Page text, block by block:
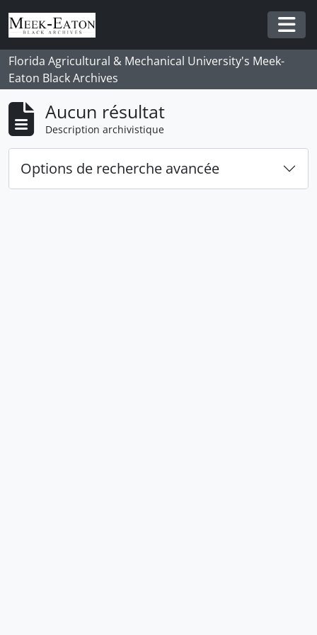
Skip to main content
Florida Agricultural & Mechanical University's Meek-
Eaton Black Archives
Aucun résultat
Description archivistique
Options de recherche avancée